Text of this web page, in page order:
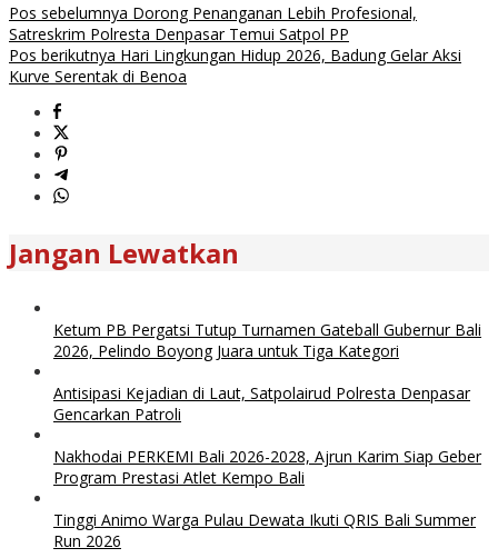
Pos sebelumnya Dorong Penanganan Lebih Profesional,
Satreskrim Polresta Denpasar Temui Satpol PP
Pos berikutnya Hari Lingkungan Hidup 2026, Badung Gelar Aksi
Kurve Serentak di Benoa
Jangan Lewatkan
Ketum PB Pergatsi Tutup Turnamen Gateball Gubernur Bali
2026, Pelindo Boyong Juara untuk Tiga Kategori
Antisipasi Kejadian di Laut, Satpolairud Polresta Denpasar
Gencarkan Patroli
Nakhodai PERKEMI Bali 2026-2028, Ajrun Karim Siap Geber
Program Prestasi Atlet Kempo Bali
Tinggi Animo Warga Pulau Dewata Ikuti QRIS Bali Summer
Run 2026